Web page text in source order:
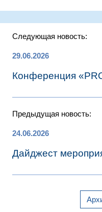
Следующая новость:
29.06.2026
Конференция
Предыдущая новость:
24.06.2026
Дайджест